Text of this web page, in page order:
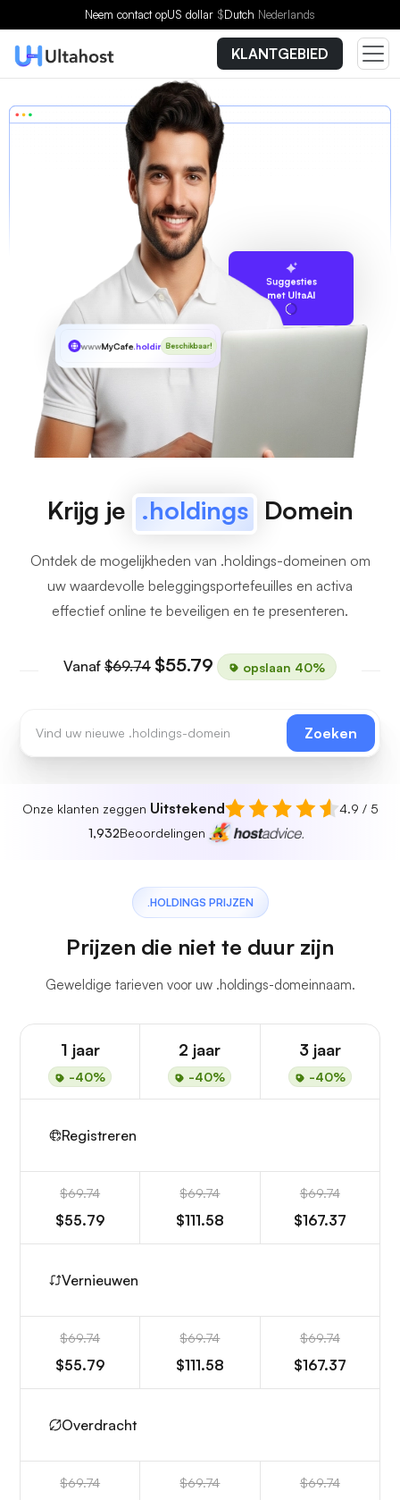
Neem contact opUS dollar $Dutch Nederlands
KLANTGEBIED
Suggesties
met UltaAI
wwwMyCafe.holdingsBeschikbaar!
Krijg je .holdings Domein
Ontdek de mogelijkheden van .holdings-domeinen om
uw waardevolle beleggingsportefeuilles en activa
effectief online te beveiligen en te presenteren.
Vanaf $69.74 $55.79 opslaan 40%
Zoeken
Onze klanten zeggen Uitstekend
4.9 / 5
1,932Beoordelingen
.HOLDINGS PRIJZEN
Prijzen die niet te duur zijn
Geweldige tarieven voor uw .holdings-domeinnaam.
1 jaar
-40%
2 jaar
-40%
3 jaar
-40%
Registreren
$69.74
$55.79
$69.74
$111.58
$69.74
$167.37
Vernieuwen
$69.74
$55.79
$69.74
$111.58
$69.74
$167.37
Overdracht
$69.74 $69.74 $69.74